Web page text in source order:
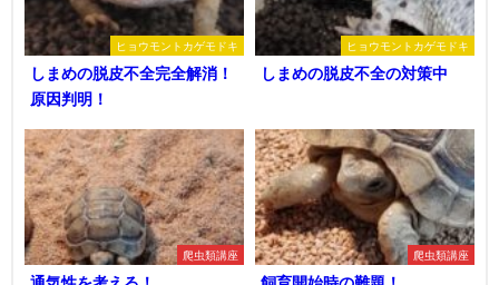
ヒョウモントカゲモドキ
しまめの脱皮不全完全解消！
原因判明！
ヒョウモントカゲモドキ
しまめの脱皮不全の対策中
爬虫類講座 爬虫類講座